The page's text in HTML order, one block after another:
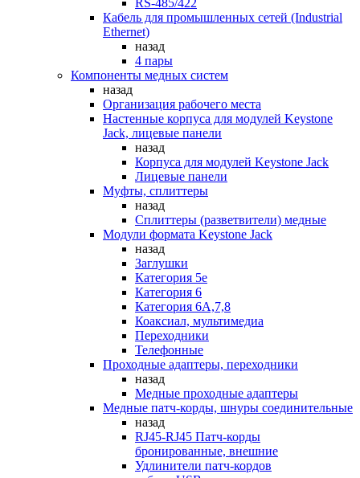
RS-485/422
Кабель для промышленных сетей (Industrial
Ethernet)
назад
4 пары
Компоненты медных систем
назад
Организация рабочего места
Настенные корпуса для модулей Keystone
Jack, лицевые панели
назад
Корпуса для модулей Keystone Jack
Лицевые панели
Муфты, сплиттеры
назад
Сплиттеры (разветвители) медные
Модули формата Keystone Jack
назад
Заглушки
Категория 5е
Категория 6
Категория 6А,7,8
Коаксиал, мультимедиа
Переходники
Телефонные
Проходные адаптеры, переходники
назад
Медные проходные адаптеры
Медные патч-корды, шнуры соединительные
назад
RJ45-RJ45 Патч-корды
бронированные, внешние
Удлинители патч-кордов